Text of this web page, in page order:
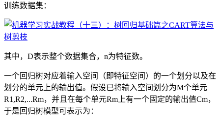
训练数据集：
其中，D表示整个数据集合，n为特征数。
一个回归树对应着输入空间（即特征空间）的一个划分以及在
划分的单元上的输出值。假设已将输入空间划分为M个单元
R1,R2,...Rm，并且在每个单元Rm上有一个固定的输出值Cm，
于是回归树模型可表示为：